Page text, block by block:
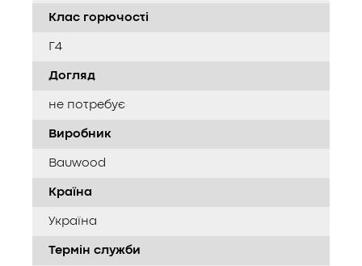
Клас горючості
Г4
Догляд
не потребує
Виробник
Bauwood
Країна
Україна
Термін служби